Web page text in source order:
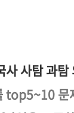
사 사탐 과탐
top5~10 문